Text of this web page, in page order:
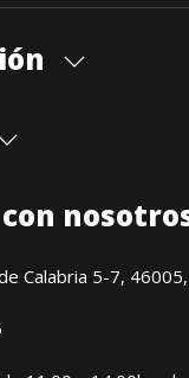
garantizado
Calabria 5-7,